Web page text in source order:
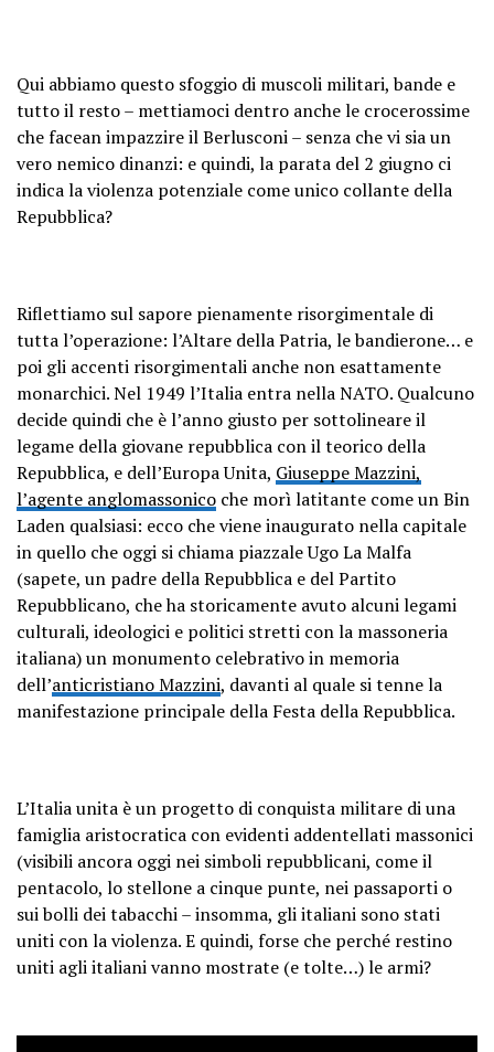
Qui abbiamo questo sfoggio di muscoli militari, bande e
tutto il resto – mettiamoci dentro anche le crocerossime
che facean impazzire il Berlusconi – senza che vi sia un
vero nemico dinanzi: e quindi, la parata del 2 giugno ci
indica la violenza potenziale come unico collante della
Repubblica?
Riflettiamo sul sapore pienamente risorgimentale di
tutta l’operazione: l’Altare della Patria, le bandierone… e
poi gli accenti risorgimentali anche non esattamente
monarchici. Nel 1949 l’Italia entra nella NATO. Qualcuno
decide quindi che è l’anno giusto per sottolineare il
legame della giovane repubblica con il teorico della
Repubblica, e dell’Europa Unita, Giuseppe Mazzini,
l’agente anglomassonico che morì latitante come un Bin
Laden qualsiasi: ecco che viene inaugurato nella capitale
in quello che oggi si chiama piazzale Ugo La Malfa
(sapete, un padre della Repubblica e del Partito
Repubblicano, che ha storicamente avuto alcuni legami
culturali, ideologici e politici stretti con la massoneria
italiana) un monumento celebrativo in memoria
dell’anticristiano Mazzini, davanti al quale si tenne la
manifestazione principale della Festa della Repubblica.
L’Italia unita è un progetto di conquista militare di una
famiglia aristocratica con evidenti addentellati massonici
(visibili ancora oggi nei simboli repubblicani, come il
pentacolo, lo stellone a cinque punte, nei passaporti o
sui bolli dei tabacchi – insomma, gli italiani sono stati
uniti con la violenza. E quindi, forse che perché restino
uniti agli italiani vanno mostrate (e tolte…) le armi?